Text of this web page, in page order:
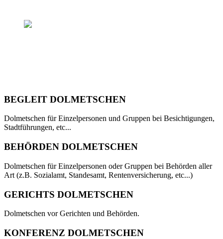
BEGLEIT DOLMETSCHEN
Dolmetschen für Einzelpersonen und Gruppen bei Besichtigungen,
Stadtführungen, etc...
BEHÖRDEN DOLMETSCHEN
Dolmetschen für Einzelpersonen oder Gruppen bei Behörden aller
Art (z.B. Sozialamt, Standesamt, Rentenversicherung, etc...)
GERICHTS DOLMETSCHEN
Dolmetschen vor Gerichten und Behörden.
KONFERENZ DOLMETSCHEN